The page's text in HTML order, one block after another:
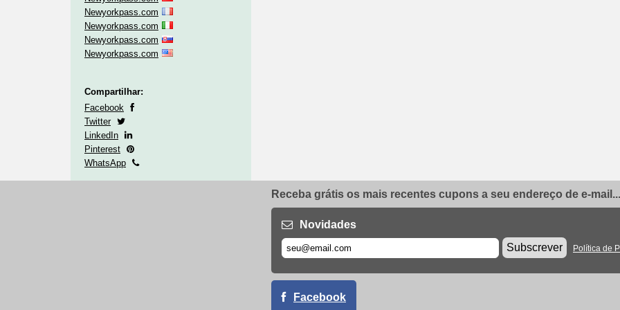
Newyorkpass.com
Newyorkpass.com
Newyorkpass.com
Newyorkpass.com
Compartilhar:
Facebook
Twitter
LinkedIn
Pinterest
WhatsApp
Receba grátis os mais recentes cupons a seu endereço de e-mail...
Novidades
Subscrever
Política de
Facebook